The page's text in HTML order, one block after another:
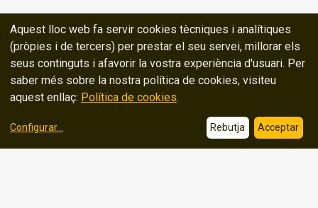
Aquest lloc web fa servir cookies tècniques i analítiques
(pròpies i de tercers) per prestar el seu servei, millorar els
seus continguts i afavorir la vostra experiència d'usuari. Per
saber més sobre la nostra política de cookies, visiteu
aquest enllaç: Política de cookies.
Configurar... Rebutja Acceptar